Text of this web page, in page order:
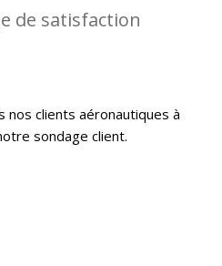
de satisfaction
nos clients aéronautiques à
sondage client.